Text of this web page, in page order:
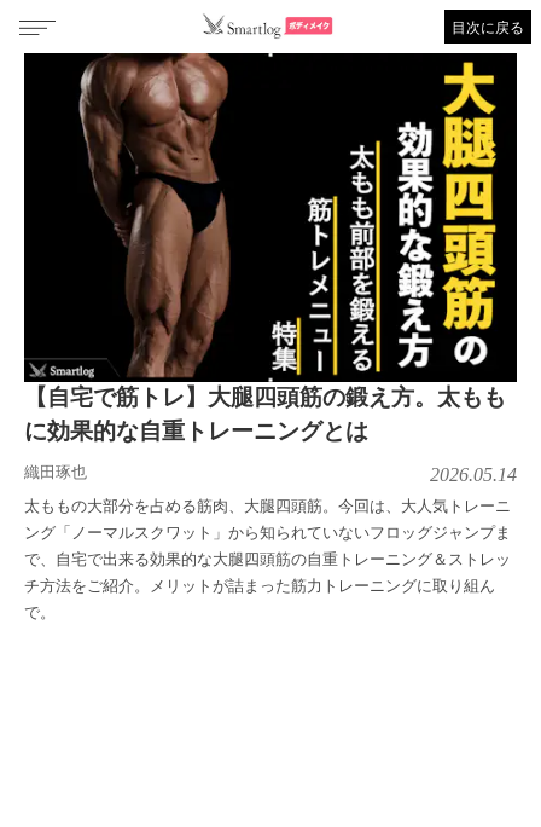
目次に戻る
【自宅で筋トレ】大腿四頭筋の鍛え方。太もも
に効果的な自重トレーニングとは
織田琢也 2026.05.14
太ももの大部分を占める筋肉、大腿四頭筋。今回は、大人気トレーニ
ング「ノーマルスクワット」から知られていないフロッグジャンプま
で、自宅で出来る効果的な大腿四頭筋の自重トレーニング＆ストレッ
チ方法をご紹介。メリットが詰まった筋力トレーニングに取り組ん
で。